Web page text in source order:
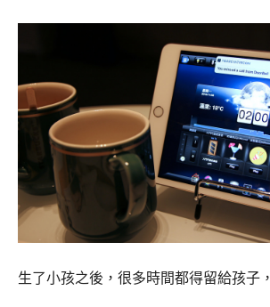
生了小孩之後，很多時間都得留給孩子，